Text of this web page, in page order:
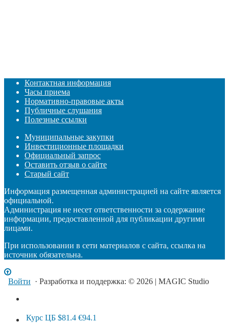
Контактная информация
Часы приема
Нормативно-правовые акты
Публичные слушания
Полезные ссылки
Муниципальные закупки
Инвестиционные площадки
Официальный запрос
Оставить отзыв о сайте
Старый сайт
Информация размещенная администрацией на сайте является
официальной.
Администрация не несет ответственности за содержание
информации, предоставленной для публикации другими
лицами.
При использовании в сети материалов с сайта, ссылка на
источник обязательна.
Войти · Разработка и поддержка: © 2026 | MAGIC Studio
Курс ЦБ $81.4 €94.1